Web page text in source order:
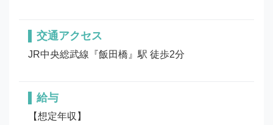
交通アクセス
JR中央総武線『飯田橋』駅 徒歩2分
給与
【想定年収】